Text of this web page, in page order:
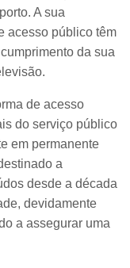
A sua
acesso público têm
da sua
de acesso
do serviço público
em permanente
a
desde a década
devidamente
a assegurar uma